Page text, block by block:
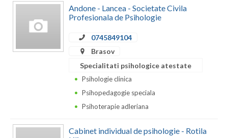
Olt
Prahova
Teleorman
Andone - Lancea - Societate Civila
Profesionala de Psihologie
0745849104
Brasov
Specialitati psihologice atestate
Psihologie clinica
Psihopedagogie speciala
Psihoterapie adleriana
Cabinet individual de psihologie - Rotila